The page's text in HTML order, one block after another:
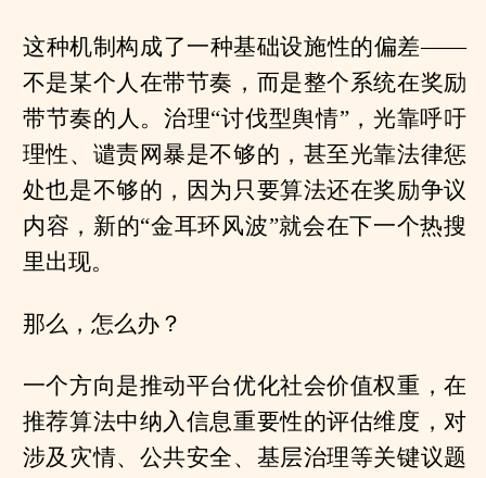
这种机制构成了一种基础设施性的偏差——
不是某个人在带节奏，而是整个系统在奖励
带节奏的人。治理“讨伐型舆情”，光靠呼吁
理性、谴责网暴是不够的，甚至光靠法律惩
处也是不够的，因为只要算法还在奖励争议
内容，新的“金耳环风波”就会在下一个热搜
里出现。
那么，怎么办？
一个方向是推动平台优化社会价值权重，在
推荐算法中纳入信息重要性的评估维度，对
涉及灾情、公共安全、基层治理等关键议题